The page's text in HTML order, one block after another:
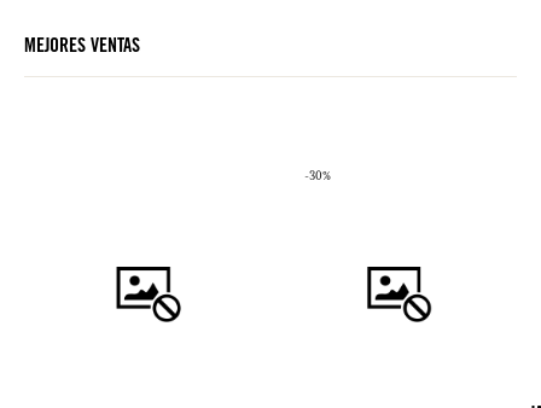
MEJORES VENTAS
-30%